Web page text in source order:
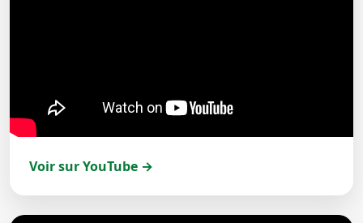
Voir sur YouTube →